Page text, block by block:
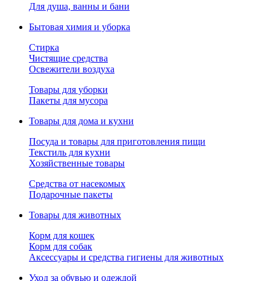
Для душа, ванны и бани
Бытовая химия и уборка
Стирка
Чистящие средства
Освежители воздуха
Товары для уборки
Пакеты для мусора
Товары для дома и кухни
Посуда и товары для приготовления пищи
Текстиль для кухни
Хозяйственные товары
Средства от насекомых
Подарочные пакеты
Товары для животных
Корм для кошек
Корм для собак
Аксессуары и средства гигиены для животных
Уход за обувью и одеждой